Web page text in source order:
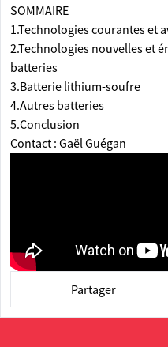
SOMMAIRE
1.Technologies courantes et
2.Technologies nouvelles et
batteries
3.Batterie lithium-soufre
4.Autres batteries
5.Conclusion
Contact : Gaël Guégan
Partager